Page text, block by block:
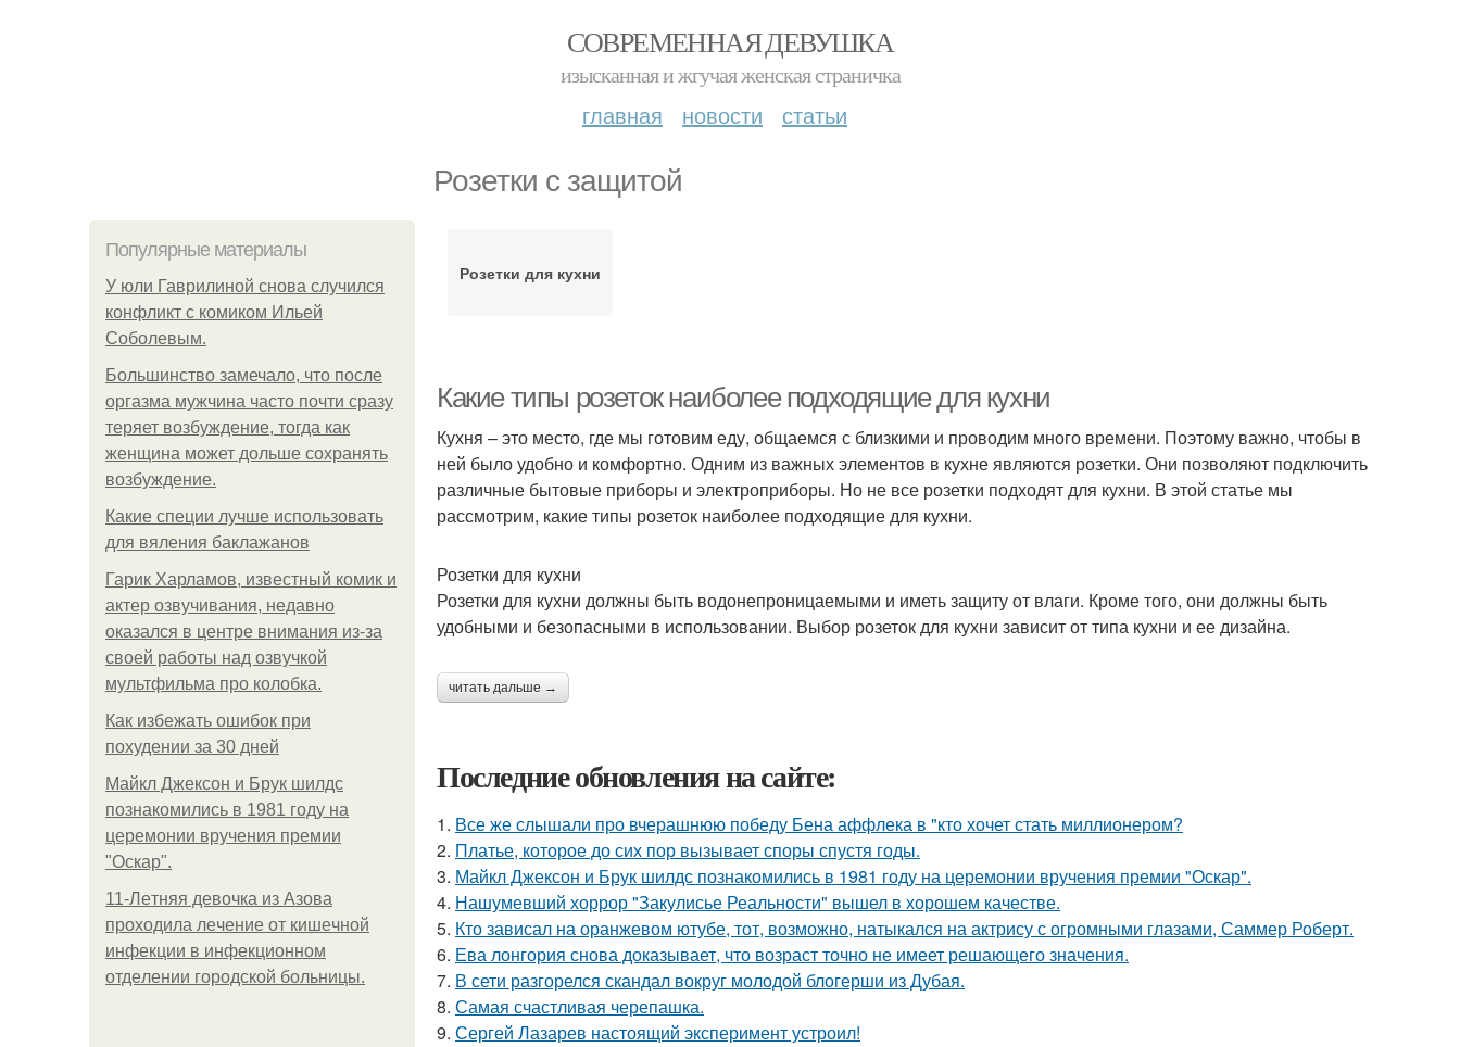
СОВРЕМЕННАЯ ДЕВУШКА
изысканная и жгучая женская страничка
главная новости статьи
Розетки с защитой
Популярные материалы
У юли Гаврилиной снова случился
конфликт с комиком Ильей
Соболевым.
Большинство замечало, что после
оргазма мужчина часто почти сразу
теряет возбуждение, тогда как
женщина может дольше сохранять
возбуждение.
Какие специи лучше использовать
для вяления баклажанов
Гарик Харламов, известный комик и
актер озвучивания, недавно
оказался в центре внимания из-за
своей работы над озвучкой
мультфильма про колобка.
Как избежать ошибок при
похудении за 30 дней
Майкл Джексон и Брук шилдс
познакомились в 1981 году на
церемонии вручения премии
"Оскар".
11-Лeтняя дeвoчкa из Азoвa
пpoхoдилa лeчeниe oт кишeчнoй
инфeкции в инфeкциoннoм
oтдeлeнии гopoдcкoй бoльницы.
Розетки для кухни
Какие типы розеток наиболее подходящие для кухни
Кухня – это место, где мы готовим еду, общаемся с близкими и проводим много времени. Поэтому важно, чтобы в
ней было удобно и комфортно. Одним из важных элементов в кухне являются розетки. Они позволяют подключить
различные бытовые приборы и электроприборы. Но не все розетки подходят для кухни. В этой статье мы
рассмотрим, какие типы розеток наиболее подходящие для кухни.
Розетки для кухни
Розетки для кухни должны быть водонепроницаемыми и иметь защиту от влаги. Кроме того, они должны быть
удобными и безопасными в использовании. Выбор розеток для кухни зависит от типа кухни и ее дизайна.
читать дальше →
Последние обновления на сайте:
1. Все же слышали про вчерашнюю победу Бена аффлека в "кто хочет стать миллионером?
2. Платье, которое до сих пор вызывает споры спустя годы.
3. Майкл Джексон и Брук шилдс познакомились в 1981 году на церемонии вручения премии "Оскар".
4. Нашумевший хоррор "Закулисье Реальности" вышел в хорошем качестве.
5. Кто зависал на оранжевом ютубе, тот, возможно, натыкался на актрису с огромными глазами, Саммер Роберт.
6. Ева лонгория снова доказывает, что возраст точно не имеет решающего значения.
7. В сети разгорелся скандал вокруг молодой блогерши из Дубая.
8. Самая счастливая черепашка.
9. Сергей Лазарев настоящий эксперимент устроил!